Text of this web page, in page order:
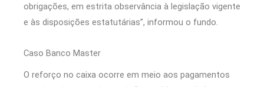
obrigações, em estrita observância à legislação vigente
e às disposições estatutárias”, informou o fundo.
Caso Banco Master
O reforço no caixa ocorre em meio aos pagamentos